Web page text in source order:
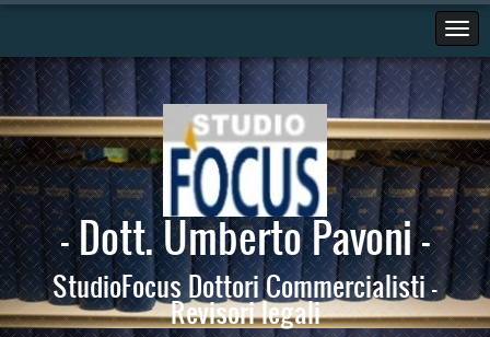
- Dott. Umberto Pavoni -
StudioFocus Dottori Commercialisti -
Revisori legali